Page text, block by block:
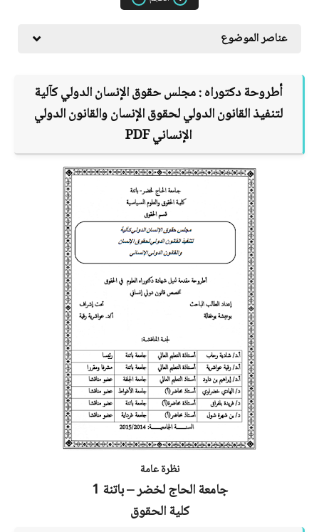
عناصر الموضوع
أطروحة دكتوراه :مجلس حقوق الإنسان الدولي كآلية
لتنفيذ القانون الدولي لحقوق الإنسان والقانون الدولي
الإنسانيPDF
نظرة عامة
جامعة الحاج لخضر – باتنة 1
كلية الحقوق